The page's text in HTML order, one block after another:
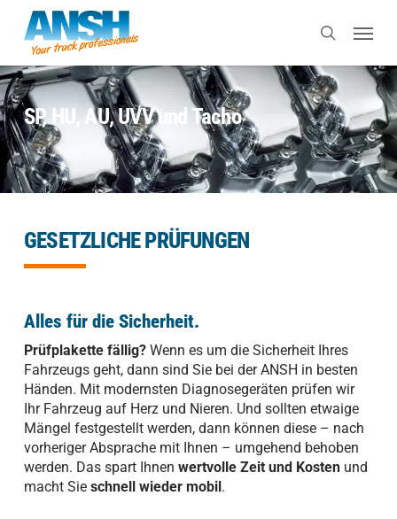
content
search
SP, HU, AU, UVV und Tacho
GESETZLICHE PRÜFUNGEN
Alles für die Sicherheit.
Prüfplakette fällig?Wenn es um die Sicherheit Ihres
Fahrzeugs geht, dann sind Sie bei der ANSH in besten
Händen. Mit modernsten Diagnosegeräten prüfen wir
Ihr Fahrzeug auf Herz und Nieren. Und sollten etwaige
Mängel festgestellt werden, dann können diese – nach
vorheriger Absprache mit Ihnen – umgehend behoben
werden. Das spart Ihnen wertvolle Zeit und Kostenund
macht Sie schnell wieder mobil.